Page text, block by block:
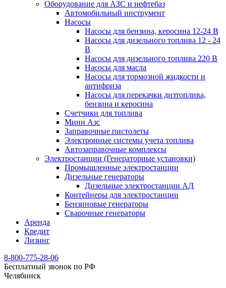
Оборудование для АЗС и нефтебаз
Автомобильный инструмент
Насосы
Насосы для бензина, керосина 12-24 В
Насосы для дизельного топлива 12 - 24
В
Насосы для дизельного топлива 220 В
Насосы для масла
Насосы для тормозной жидкости и
антифриза
Насосы для перекачки дизтоплива,
бензина и керосина
Счетчики для топлива
Мини Азс
Заправочные пистолеты
Электронные системы учета топлива
Автозаправочные комплексы
Электростанции (Генераторные установки)
Промышленные электростанции
Дизельные генераторы
Дизельные электростанции АД
Контейнеры для электростанции
Бензиновые генераторы
Сварочные генераторы
Аренда
Кредит
Лизинг
8-800-775-28-06
Бесплатный звонок по РФ
Челябинск